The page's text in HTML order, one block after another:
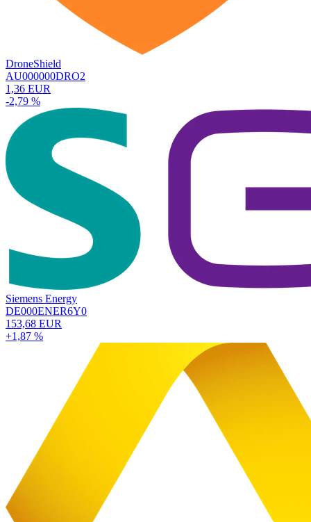
DroneShield
AU000000DRO2
1,36 EUR
-2,79 %
Siemens Energy
DE000ENER6Y0
153,68 EUR
+1,87 %